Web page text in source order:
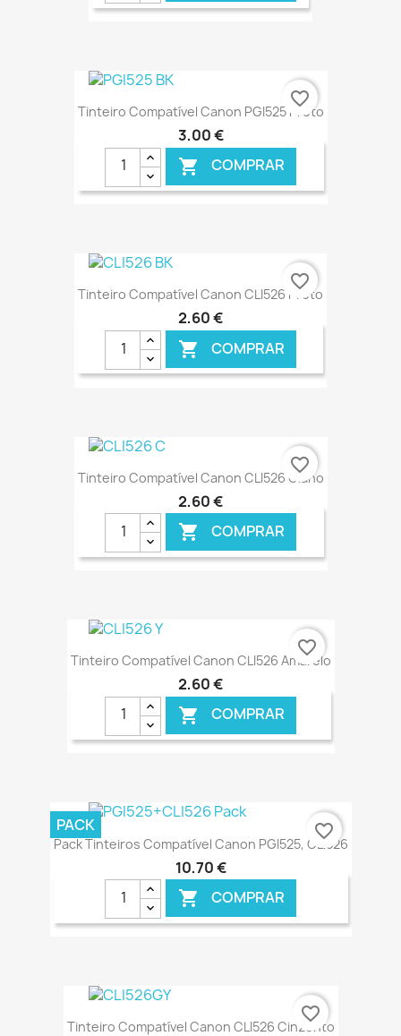
€ ONLINE
Tinteiro Compatível Canon PGI525 Preto
3,00 €
 COMPRAR
€ ONLINE
favorite_border
Tinteiro Compatível Canon CLI526 Preto
2,60 €
 COMPRAR
€ ONLINE
favorite_border
Tinteiro Compatível Canon CLI526 Ciano
2,60 €
 COMPRAR
€ ONLINE
favorite_border
Tinteiro Compatível Canon CLI526 Amarelo
2,60 €
 COMPRAR
€ ONLINE
favorite_border
Pack Tinteiros Compatível Canon PGI525, CLI526
10,70 €
 COMPRAR
€ ONLINE
PACK favorite_border
Tinteiro Compatível Canon CLI526 Cinzento
favorite_border